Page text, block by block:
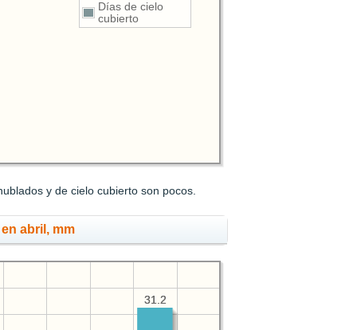
Días de cielo
cubierto
y de cielo cubierto son pocos.
abril, mm
31.2
31.2